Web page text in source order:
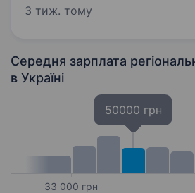
та роздрібною мережою, досвід побудови
3 тиж. тому
Середня зарплата
в Україні
33 000 грн
50000 грн